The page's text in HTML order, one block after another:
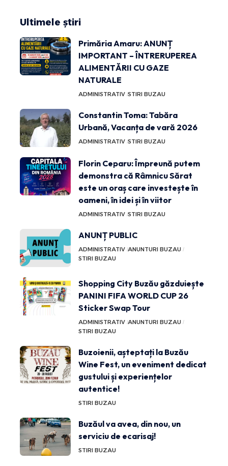
Ultimele știri
Primăria Amaru: ANUNȚ
IMPORTANT – ÎNTRERUPEREA
ALIMENTĂRII CU GAZE
NATURALE
ADMINISTRATIV STIRI BUZAU
Constantin Toma: Tabăra
Urbană, Vacanța de vară 2026
ADMINISTRATIV STIRI BUZAU
Florin Ceparu: Împreună putem
demonstra că Râmnicu Sărat
este un oraș care investește în
oameni, în idei și în viitor
ADMINISTRATIV STIRI BUZAU
ANUNȚ PUBLIC
ADMINISTRATIV ANUNTURI BUZAU
STIRI BUZAU
Shopping City Buzău găzduiește
PANINI FIFA WORLD CUP 26
Sticker Swap Tour
ADMINISTRATIV ANUNTURI BUZAU
STIRI BUZAU
Buzoienii, așteptați la Buzău
Wine Fest, un eveniment dedicat
gustului și experiențelor
autentice!
STIRI BUZAU
Buzăul va avea, din nou, un
serviciu de ecarisaj!
STIRI BUZAU